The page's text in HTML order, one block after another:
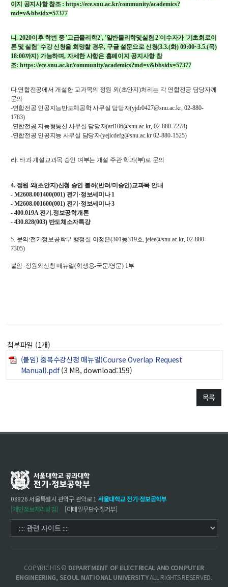
이지 공지사항 참조 : https://ece.snu.ac.kr/community/academics?
md=v&bbsidx=57377
나. 2020이후 학번 중 '고급물리학2', '일반물리학및실험2'이수자가 '기초회로이
론 및 실험 ' 수강 신청을 희망할 경우, 구글 설문으로 신청(3.3.(화) 09:00~3.5.(목)
18:00까지 ) 가능하며, 자세한 사항은 홈페이지 공지사항 참
조: https://ece.snu.ac.kr/community/academics?md=v&bbsidx=57377
다.연합전공에서 개설한 교과목의 정원 외 (초안지 )처리는 각 연합전공 담당자께
문의
-연합전공 인공지능반도체공학 사무실 담당자(yjdr0427@snu.ac.kr, 02-880-
1783)
-연합전공 지능형통신 사무실 담당자(ari106@snu.ac.kr, 02-880-7278)
-연합전공 인공지능 사무실 담당자(yejicdefg@snu.ac.kr 02-880-1525)
라. 타과 개설교과목 승인 여부는 개설 주관 학과(부)로 문의
4. 정원 외(초안지 )신청 승인 불허(반려/미승인)교과목 안내
- M2608.001400(001) 전기 ·정보세미나1
- M2608.001600(001) 전기 ·정보세미나3
- 400.019A 전기 .정보공학개론
- 430.828(003) 반도체소자특강
5. 문의 :전기정보공학부 행정실 이정은(301동319호, jelee@snu.ac.kr, 02-880-
7305)
붙임 정원외신청 매뉴얼(학생용-국문/영문) 1부
첨부파일 (1개)
(붙임) 중복수강신청 매뉴얼(Course Overlap Request
Manual).pdf (3 MB, download:159)
목록
08826 서울특별시 관악구 관악로 1 서울대학교 전기·정보공학부
[개인정보처리방침]
[이메일무단수집거부]
COPYRIGHTS © DEPARTMENT OF ELECTRICAL AND COMPUTER
ENGINEERING, SEOUL NATIONAL UNIVERSITYALL RIGHTS RESERVED.